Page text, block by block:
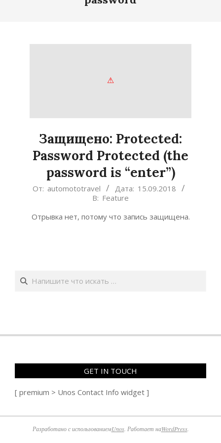
Защищено: Protected:
Password Protected (the
password is “enter”)
2018-
15
От: automototravel Дата: 15.09.2018
В: Feature
Отрывка нет, потому что запись защищена.
Поиск
GET IN TOUCH
[ premium > Unos Contact Info widget ]
Разработано с использованиемUnos. Работает наWordPress.